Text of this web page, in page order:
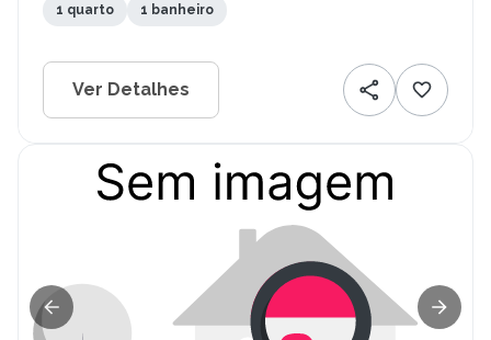
1 quarto 1 banheiro
Ver Detalhes